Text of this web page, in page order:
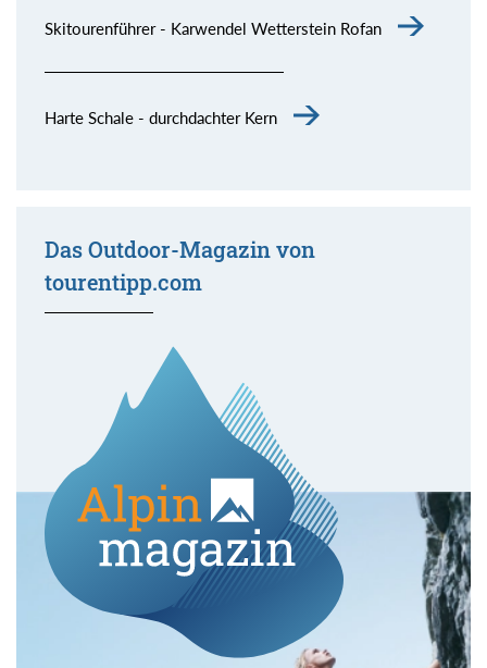
Skitourenführer - Karwendel Wetterstein Rofan
Harte Schale - durchdachter Kern
Das Outdoor-Magazin von
tourentipp.com